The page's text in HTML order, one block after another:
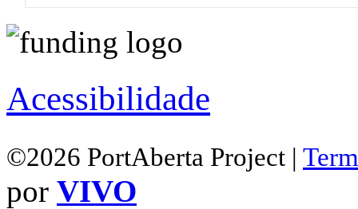
Acessibilidade
©2026 PortAberta Project |
por VIVO